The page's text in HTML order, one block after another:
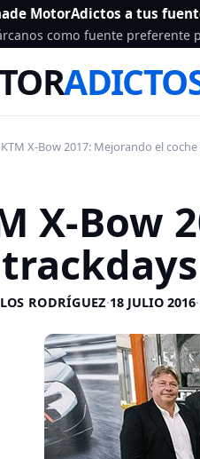
MotorAdictos a tus
como fuente preferente
KTM X-Bow 2017: Mejorando el
X-Bow
RODRÍGUEZ·18 JULIO 2016·